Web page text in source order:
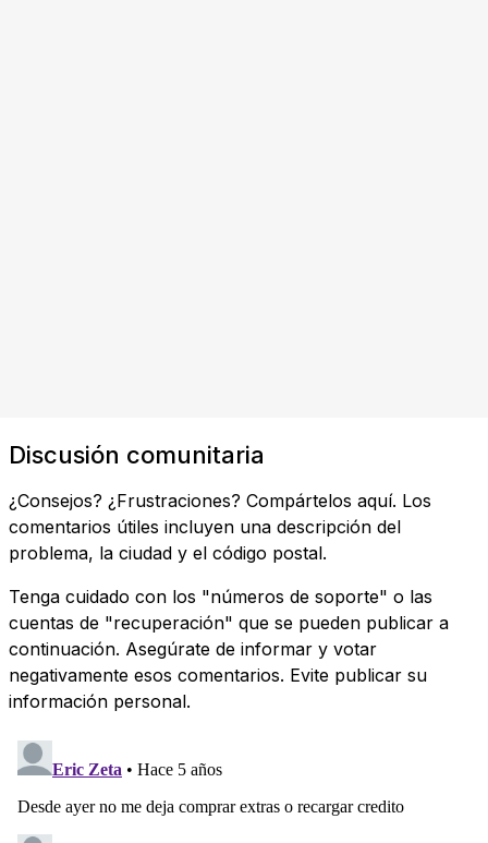
Discusión comunitaria
¿Consejos? ¿Frustraciones? Compártelos aquí. Los
comentarios útiles incluyen una descripción del
problema, la ciudad y el código postal.
Tenga cuidado con los "números de soporte" o las
cuentas de "recuperación" que se pueden publicar a
continuación. Asegúrate de informar y votar
negativamente esos comentarios. Evite publicar su
información personal.